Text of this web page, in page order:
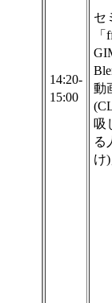
14:20-
15:00
セ
動
吸
る
け)